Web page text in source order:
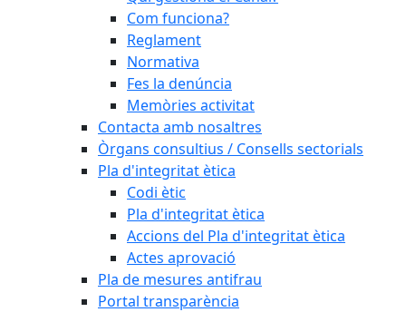
Com funciona?
Reglament
Normativa
Fes la denúncia
Memòries activitat
Contacta amb nosaltres
Òrgans consultius / Consells sectorials
Pla d'integritat ètica
Codi ètic
Pla d'integritat ètica
Accions del Pla d'integritat ètica
Actes aprovació
Pla de mesures antifrau
Portal transparència